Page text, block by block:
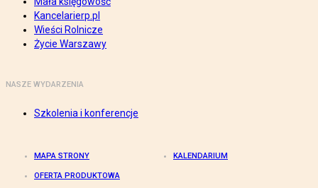
Kancelarierp.pl
Wieści Rolnicze
Życie Warszawy
NASZE WYDARZENIA
Szkolenia i konferencje
MAPA STRONY KALENDARIUM
OFERTA PRODUKTOWA